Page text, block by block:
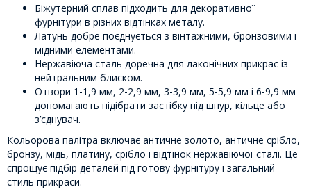
Біжутерний сплав підходить для декоративної
фурнітури в різних відтінках металу.
Латунь добре поєднується з вінтажними, бронзовими і
мідними елементами.
Нержавіюча сталь доречна для лаконічних прикрас із
нейтральним блиском.
Отвори 1-1,9 мм, 2-2,9 мм, 3-3,9 мм, 5-5,9 мм і 6-9,9 мм
допомагають підібрати застібку під шнур, кільце або
з’єднувач.
Кольорова палітра включає античне золото, античне срібло,
бронзу, мідь, платину, срібло і відтінок нержавіючої сталі. Це
спрощує підбір деталей під готову фурнітуру і загальний
стиль прикраси.